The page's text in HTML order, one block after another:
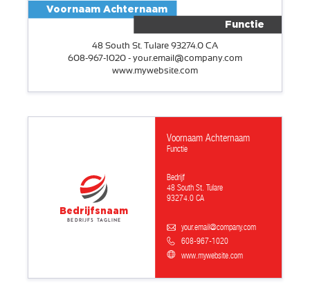
www.mywebsite.com
Functie
48 South St. Tulare 93274.0 CA
608-967-1020 - your.email@company.com
Voornaam Achternaam
608-967-1020
www.mywebsite.com
Functie
Bedrijf
48 South St. Tulare
93274.0 CA
your.email@company.com
Voornaam Achternaam
Bedrijfsnaam
Bedrijfs tagline